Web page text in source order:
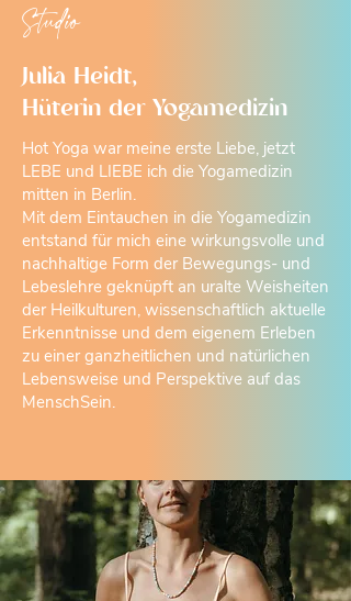
Studio
Julia Heidt,
Hüterin der Yogamedizin
Hot Yoga war meine erste Liebe, jetzt
LEBE und LIEBE ich die Yogamedizin
mitten in Berlin.
Mit dem Eintauchen in die Yogamedizin
entstand für mich eine wirkungsvolle und
nachhaltige Form der Bewegungs- und
Lebeslehre geknüpft an uralte Weisheiten
der Heilkulturen, wissenschaftlich aktuelle
Erkenntnisse und dem eigenem Erleben
zu einer ganzheitlichen und natürlichen
Lebensweise und Perspektive auf das
MenschSein.